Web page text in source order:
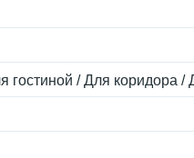
гостиной / Для коридора